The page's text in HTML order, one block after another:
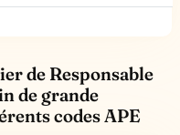
de Responsable
de grande
codes APE